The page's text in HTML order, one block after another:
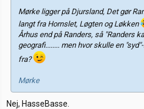
Mørke ligger på Djursland, Det gør
langt fra Hornslet, Løgten og Løkken
Århus end på Randers, så "Randers
geografi........ men hvor skulle en
fra?
Mørke
Nej, HasseBasse.